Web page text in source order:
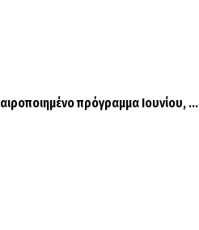
πρόγραμμα Ιουνίου, ...